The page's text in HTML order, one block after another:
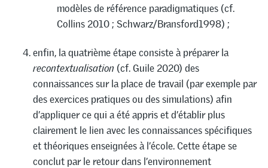
modèles de référence paradigmatiques (cf.
Collins 2010 ; Schwarz/Bransford1998) ;
enfin, la quatrième étape consiste à préparer la
recontextualisation (cf. Guile 2020) des
connaissances sur la place de travail (par exemple par
des exercices pratiques ou des simulations) afin
d’appliquer ce qui a été appris et d’établir plus
clairement le lien avec les connaissances spécifiques
et théoriques enseignées à l’école. Cette étape se
conclut par le retour dans l’environnement